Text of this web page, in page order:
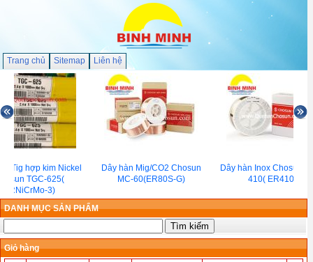
Trang chủ Sitemap Liên hệ
Tig hợp kim Nickel
TGC-625(
ERNiCrMo-3)
Dây hàn Mig/CO2 Chosun
MC-60(ER80S-G)
Dây hàn Inox Chosun
410( ER410 )
DANH MỤC SẢN PHẨM
Giỏ hàng